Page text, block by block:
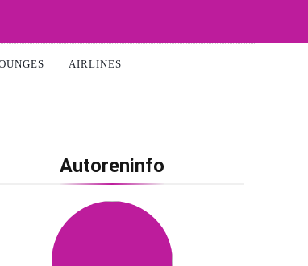
AIRLINES
Autoreninfo